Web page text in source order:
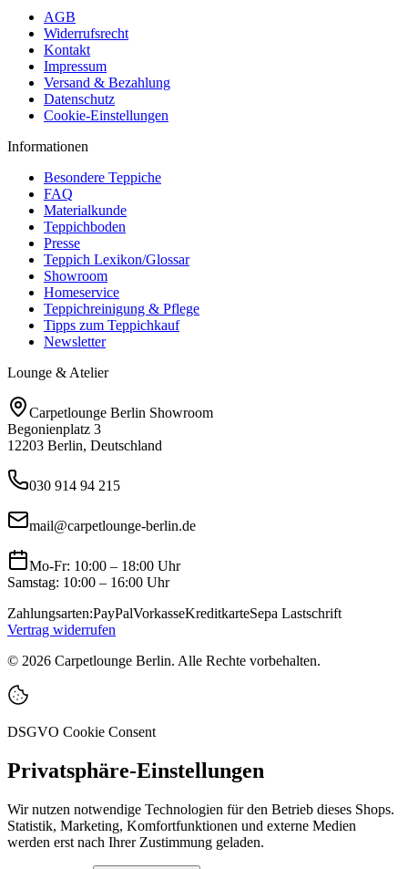
AGB
Widerrufsrecht
Kontakt
Impressum
Versand & Bezahlung
Datenschutz
Cookie-Einstellungen
Informationen
Besondere Teppiche
FAQ
Materialkunde
Teppichboden
Presse
Teppich Lexikon/Glossar
Showroom
Homeservice
Teppichreinigung & Pflege
Tipps zum Teppichkauf
Newsletter
Lounge & Atelier
Carpetlounge Berlin Showroom
Begonienplatz 3
12203 Berlin, Deutschland
030 914 94 215
mail@carpetlounge-berlin.de
Mo-Fr: 10:00 – 18:00 Uhr
Samstag: 10:00 – 16:00 Uhr
Zahlungsarten:PayPalVorkasseKreditkarteSepa Lastschrift
Vertrag widerrufen
© 2026 Carpetlounge Berlin. Alle Rechte vorbehalten.
DSGVO Cookie Consent
Privatsphäre-Einstellungen
Wir nutzen notwendige Technologien für den Betrieb dieses Shops.
Statistik, Marketing, Komfortfunktionen und externe Medien
werden erst nach Ihrer Zustimmung geladen.